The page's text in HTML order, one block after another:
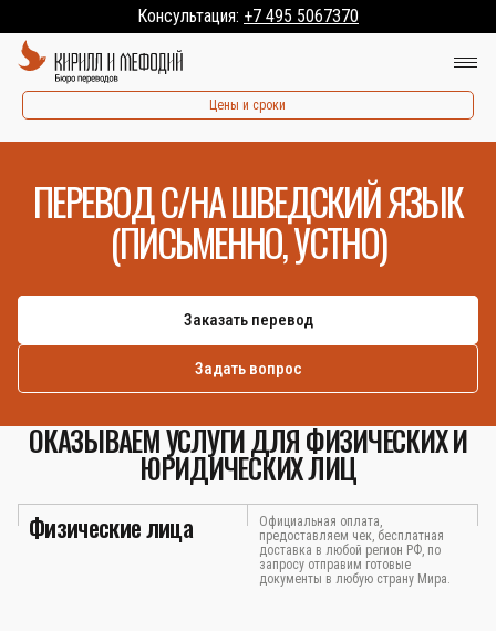
Консультация: +7 495 5067370
Цены и сроки
ПЕРЕВОД С/НА ШВЕДСКИЙ ЯЗЫК
(ПИСЬМЕННО, УСТНО)
Заказать перевод
Задать вопрос
ОКАЗЫВАЕМ УСЛУГИ ДЛЯ ФИЗИЧЕСКИХ И
ЮРИДИЧЕСКИХ ЛИЦ
Физические лица
Официальная оплата,
предоставляем чек, бесплатная
доставка в любой регион РФ, по
запросу отправим готовые
документы в любую страну Мира.